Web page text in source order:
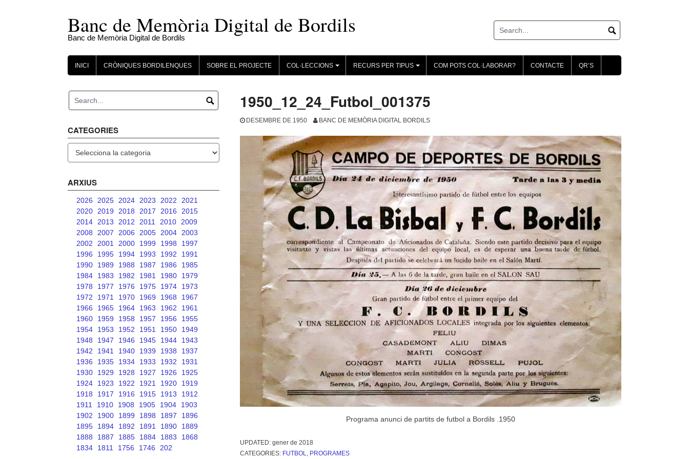
Banc de Memòria Digital de Bordils
Banc de Memòria Digital de Bordils
INICI CRÒNIQUES BORDILENQUES SOBRE EL PROJECTE
+
COL·LECCIONS
+
RECURS PER TIPUS COM POTS COL·LABORAR? CONTACTE QR’S
1950_12_24_Futbol_001375
DESEMBRE DE 1950 BANC DE MEMÒRIA DIGITAL BORDILS
Programa anunci de partits de futbol a Bordils .1950
UPDATED: gener de 2018
CATEGORIES: FUTBOL, PROGRAMES
CATEGORIES
ARXIUS
2026 2025 2024 2023 2022
2021
2020
2019 2018 2017 2016
2015
2014
2013 2012 2011 2010
2009
2008
2007 2006 2005 2004
2003
2002
2001 2000 1999 1998
1997
1996
1995 1994 1993 1992
1991
1990
1989 1988 1987 1986
1985
1984
1983 1982 1981 1980
1979
1978
1977 1976 1975 1974
1973
1972
1971 1970 1969 1968
1967
1966
1965 1964 1963 1962
1961
1960
1959 1958 1957 1956
1955
1954
1953 1952 1951 1950
1949
1948
1947 1946 1945 1944
1943
1942
1941 1940 1939 1938
1937
1936
1935 1934 1933 1932
1931
1930
1929 1928 1927 1926
1925
1924
1923 1922 1921 1920
1919
1918
1917 1916 1915 1913
1912
1911
1910 1908 1905 1904
1903
1902
1900 1899 1898 1897
1896
1895
1894 1892 1891 1890
1889
1888
1887 1885 1884 1883
1868
1834
1811 1756 1746 202